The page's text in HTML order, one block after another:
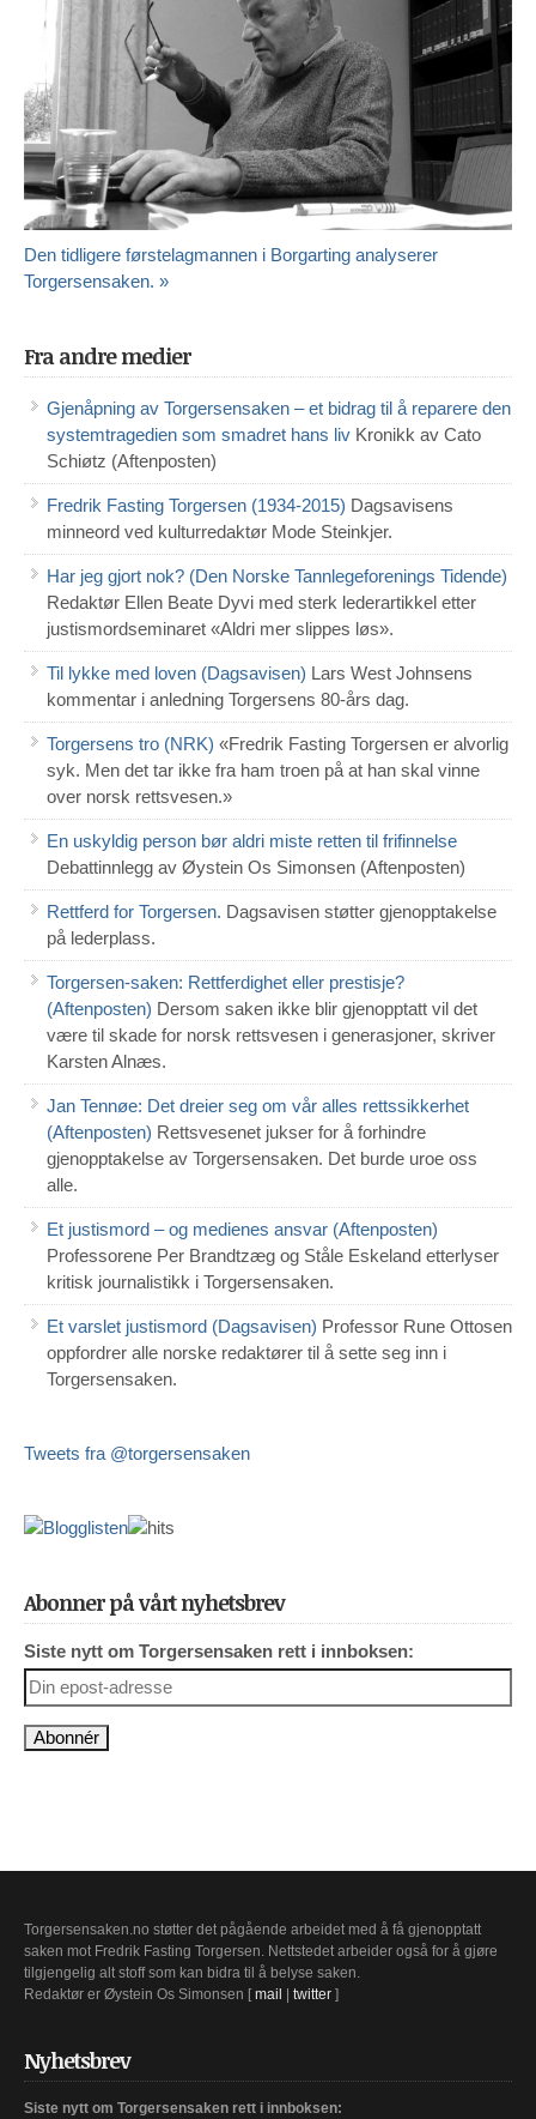
Den tidligere førstelagmannen i Borgarting analyserer
Torgersensaken. »
Fra andre medier
Gjenåpning av Torgersensaken – et bidrag til å reparere den
systemtragedien som smadret hans liv Kronikk av Cato
Schiøtz (Aftenposten)
Fredrik Fasting Torgersen (1934-2015) Dagsavisens
minneord ved kulturredaktør Mode Steinkjer.
Har jeg gjort nok? (Den Norske Tannlegeforenings Tidende)
Redaktør Ellen Beate Dyvi med sterk lederartikkel etter
justismordseminaret «Aldri mer slippes løs».
Til lykke med loven (Dagsavisen) Lars West Johnsens
kommentar i anledning Torgersens 80-års dag.
Torgersens tro (NRK) «Fredrik Fasting Torgersen er alvorlig
syk. Men det tar ikke fra ham troen på at han skal vinne
over norsk rettsvesen.»
En uskyldig person bør aldri miste retten til frifinnelse
Debattinnlegg av Øystein Os Simonsen (Aftenposten)
Rettferd for Torgersen. Dagsavisen støtter gjenopptakelse
på lederplass.
Torgersen-saken: Rettferdighet eller prestisje?
(Aftenposten) Dersom saken ikke blir gjenopptatt vil det
være til skade for norsk rettsvesen i generasjoner, skriver
Karsten Alnæs.
Jan Tennøe: Det dreier seg om vår alles rettssikkerhet
(Aftenposten) Rettsvesenet jukser for å forhindre
gjenopptakelse av Torgersensaken. Det burde uroe oss
alle.
Et justismord – og medienes ansvar (Aftenposten)
Professorene Per Brandtzæg og Ståle Eskeland etterlyser
kritisk journalistikk i Torgersensaken.
Et varslet justismord (Dagsavisen) Professor Rune Ottosen
oppfordrer alle norske redaktører til å sette seg inn i
Torgersensaken.
Tweets fra @torgersensaken
Abonner på vårt nyhetsbrev
Siste nytt om Torgersensaken rett i innboksen:
Torgersensaken.no støtter det pågående arbeidet med å få gjenopptatt
saken mot Fredrik Fasting Torgersen. Nettstedet arbeider også for å gjøre
tilgjengelig alt stoff som kan bidra til å belyse saken.
Redaktør er Øystein Os Simonsen [ mail twitter ]
Nyhetsbrev
Siste nytt om Torgersensaken rett i innboksen: